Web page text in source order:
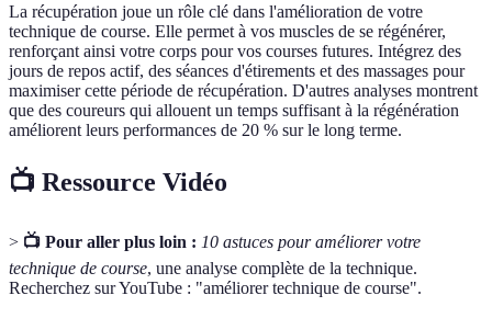
La récupération joue un rôle clé dans l'amélioration de votre
technique de course. Elle permet à vos muscles de se régénérer,
renforçant ainsi votre corps pour vos courses futures. Intégrez des
jours de repos actif, des séances d'étirements et des massages pour
maximiser cette période de récupération. D'autres analyses montrent
que des coureurs qui allouent un temps suffisant à la régénération
améliorent leurs performances de 20 % sur le long terme.
📺 Ressource Vidéo
> 📺 Pour aller plus loin : 10 astuces pour améliorer votre
technique de course, une analyse complète de la technique.
Recherchez sur YouTube : "améliorer technique de course".